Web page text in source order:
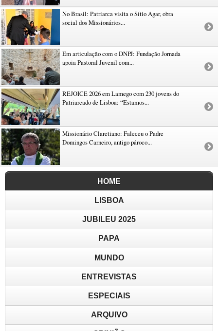
No Brasil: Patriarca visita o Sítio Agar, obra
social dos Missionários...
Em articulação com o DNPJ: Fundação Jornada
apoia Pastoral Juvenil com...
REJOICE 2026 em Lamego com 230 jovens do
Patriarcado de Lisboa: “Estamos...
Missionário Claretiano: Faleceu o Padre
Domingos Carneiro, antigo pároco...
HOME
LISBOA
JUBILEU 2025
PAPA
MUNDO
ENTREVISTAS
ESPECIAIS
ARQUIVO